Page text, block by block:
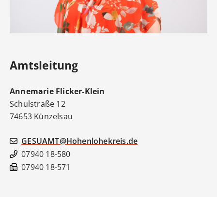
Amtsleitung
Annemarie Flicker-Klein
Schulstraße 12
74653 Künzelsau
GESUAMT@Hohenlohekreis.de
07940 18-580
07940 18-571